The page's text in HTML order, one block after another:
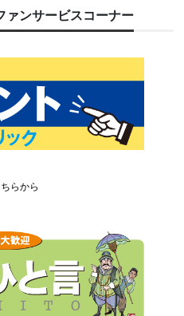
ァンサービスコーナー
らから